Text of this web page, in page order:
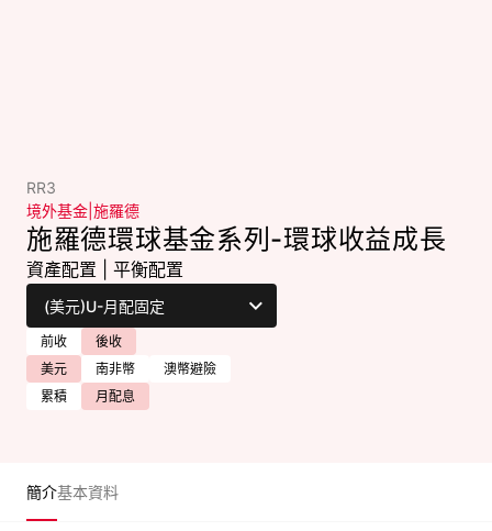
RR3
境外基金 施羅德
施羅德環球基金系列-環球收益成長
資產配置 平衡配置
前收
後收
美元
南非幣
澳幣避險
累積
月配息
簡介基本資料